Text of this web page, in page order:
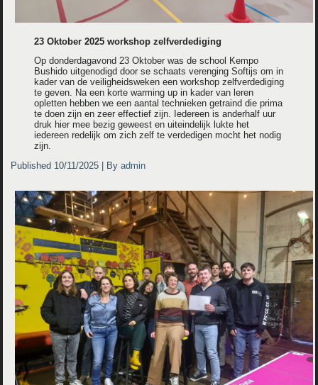
23 Oktober 2025 workshop zelfverdediging
Op donderdagavond 23 Oktober was de school Kempo
Bushido uitgenodigd door se schaats verenging Softijs om in
kader van de veiligheidsweken een workshop zelfverdediging
te geven. Na een korte warming up in kader van leren
opletten hebben we een aantal technieken getraind die prima
te doen zijn en zeer effectief zijn. Iedereen is anderhalf uur
druk hier mee bezig geweest en uiteindelijk lukte het
iedereen redelijk om zich zelf te verdedigen mocht het nodig
zijn.
Published 10/11/2025 By admin